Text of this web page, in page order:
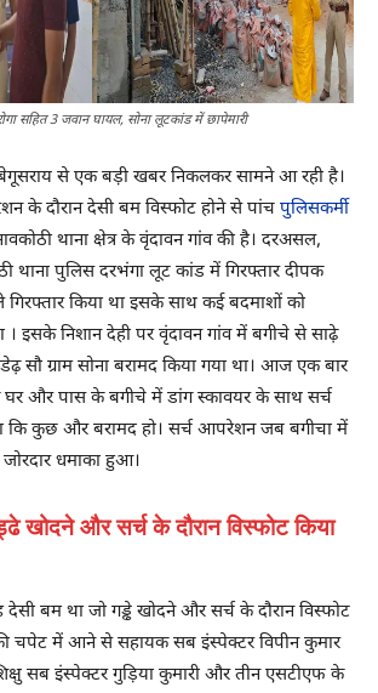
सहित 3 जवान घायल, सोना लूटकांड में छापेमारी
से एक बड़ी खबर निकलकर सामने आ रही है।
के दौरान देसी बम विस्फोट होने से पांच पुलिसकर्मी
थाना क्षेत्र के वृंदावन गांव की है। दरअसल,
थाना पुलिस दरभंगा लूट कांड में गिरफ्तार दीपक
गिरफ्तार किया था इसके साथ कई बदमाशों को
। इसके निशान देही पर वृंदावन गांव में बगीचे से साढ़े
सौ ग्राम सोना बरामद किया गया था। आज एक बार
और पास के बगीचे में डांग स्कावयर के साथ सर्च
कुछ और बरामद हो। सर्च आपरेशन जब बगीचा में
धमाका हुआ।
खोदने और सर्च के दौरान विस्फोट किया
देसी बम था जो गड्ढे खोदने और सर्च के दौरान विस्फोट
चपेट में आने से सहायक सब इंस्पेक्टर विपीन कुमार
सब इंस्पेक्टर गुड़िया कुमारी और तीन एसटीएफ के